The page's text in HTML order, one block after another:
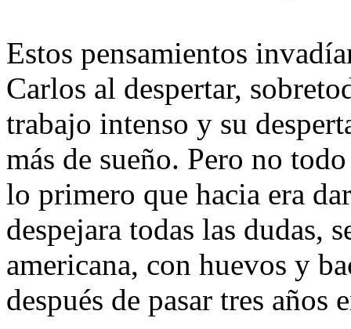
Estos pensamientos
Carlos al despertar,
trabajo intenso y su
más de sueño. Pero no
lo primero que hacia era
despejara todas las dudas,
americana, con huevos y
después de pasar tres años